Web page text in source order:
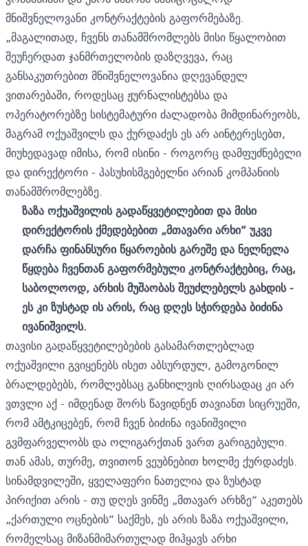
მნიშვნელოვანი კონტრაქტების გაფორმებაზე.
„მაგალითად, ჩვენს თანამშრომლებს მისი წყალობით
შეუჩერდათ ჯანმრთელობის დაზღვევა, რაც
განსაკუთრებით მნიშვნელოვანია დღევანდელ
ვითარებაში, როდესაც ჟურნალისტებსა და
ოპერატორებზე სისტემატური ძალადობა მიმდინარეობს,
მაგრამ ოქუაშვილს და ქურდაძეს ეს არ აინტერესებთ,
მიუხედავად იმისა, რომ ისინი - როგორც დამფუძნებელი
და დირექტორი - პასუხისმგებელნი არიან კომპანიის
თანამშრომლებზე.
ზაზა ოქუაშვილის გადაწყვეტილებით და მისი
დირექტორის ქმედებებით „მთავარი არხი“ უკვე
დარჩა ფინანსური წყაროების გარეშე და ნელნელა
წყდება ჩვენთან გაფორმებული კონტრაქტებიც, რაც,
საბოლოოდ, არხის მუშაობას შეუძლებელს გახდის -
ეს კი ზუსტად ის არის, რაც დღეს სჭირდება ბიძინა
ივანიშვილს.
თავისი გადაწყვეტილებების გასამართლებლად
ოქუაშვილი გვიყენებს ისეთ აბსურდულ, გამოგონილ
ბრალდებებს, რომლებსაც განხილვის ღირსადაც კი არ
ვთვლი აქ - იმდენად შორს წავიდნენ თავიანთ სიცრუეში,
რომ ამტკიცებენ, რომ ჩვენ ბიძინა ივანიშვილი
გვმფარველობს და ოლიგარქთან ვართ გარიგებული.
თან ამას, თურმე, თვითონ ვეუბნებით ხოლმე ქურდაძეს.
სინამდვილეში, ყველაფერი ნათელია და ზუსტად
პირიქით არის - თუ დღეს ვინმე „მთავარ არხზე“ აკეთებს
„ქართული ოცნების“ საქმეს, ეს არის ზაზა ოქუაშვილი,
რომელსაც მიზანმიმართულად მიჰყავს არხი